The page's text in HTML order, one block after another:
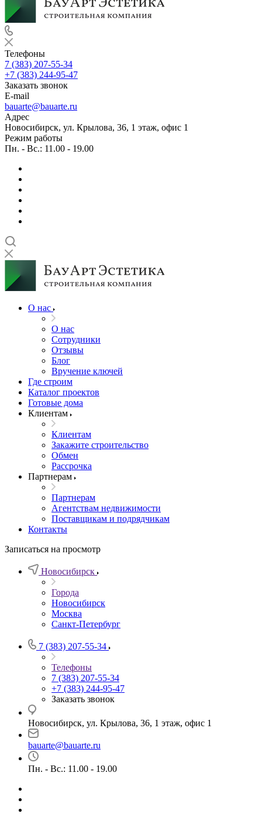
Телефоны
7 (383) 207-55-34
+7 (383) 244-95-47
Заказать звонок
E-mail
bauarte@bauarte.ru
Адрес
Новосибирск, ул. Крылова, 36, 1 этаж, офис 1
Режим работы
Пн. - Вс.: 11.00 - 19.00
О нас
О нас
Сотрудники
Отзывы
Блог
Вручение ключей
Где строим
Каталог проектов
Готовые дома
Клиентам
Клиентам
Закажите строительство
Обмен
Рассрочка
Партнерам
Партнерам
Агентствам недвижимости
Поставщикам и подрядчикам
Контакты
Записаться на просмотр
Новосибирск
Города
Новосибирск
Москва
Санкт-Петербург
7 (383) 207-55-34
Телефоны
7 (383) 207-55-34
+7 (383) 244-95-47
Заказать звонок
Новосибирск, ул. Крылова, 36, 1 этаж, офис 1
bauarte@bauarte.ru
Пн. - Вс.: 11.00 - 19.00